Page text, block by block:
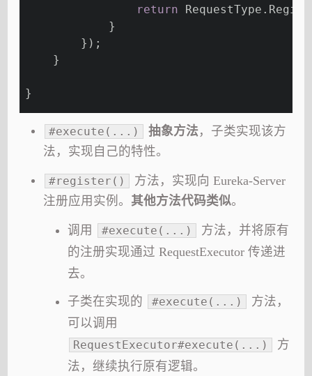
return
            }
        });
    }
}
#execute(...) 抽象方法，子类实现该方
法，实现自己的特性。
#register()
方法，实现向 Eureka-Server
注册应用实例。 其他方法代码类似。
调用 #execute(...)
方法，并将原有
的注册实现通过 RequestExecutor 传递进
去。
子类在实现的
#execute(...)
方法，
可以调用
RequestExecutor#execute(...)
方
法，继续执行原有逻辑。